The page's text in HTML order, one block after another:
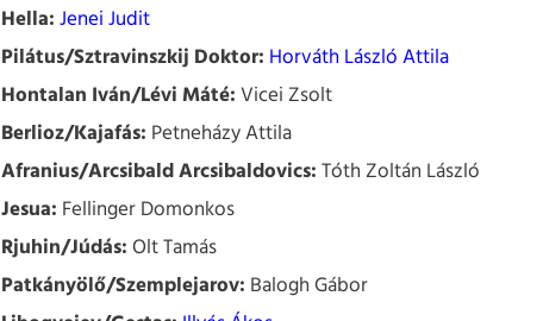
Hella:Jenei Judit
Pilátus/Sztravinszkij Doktor: Horváth László Attila
Hontalan Iván/Lévi Máté:Vicei Zsolt
Berlioz/Kajafás: Petneházy Attila
Afranius/Arcsibald Arcsibaldovics:Tóth Zoltán László
Jesua: Fellinger Domonkos
Rjuhin/Júdás:Olt Tamás
Patkányölő/Szemplejarov: Balogh Gábor